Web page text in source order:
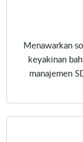
Menawarkan
keyakinan
manajemen